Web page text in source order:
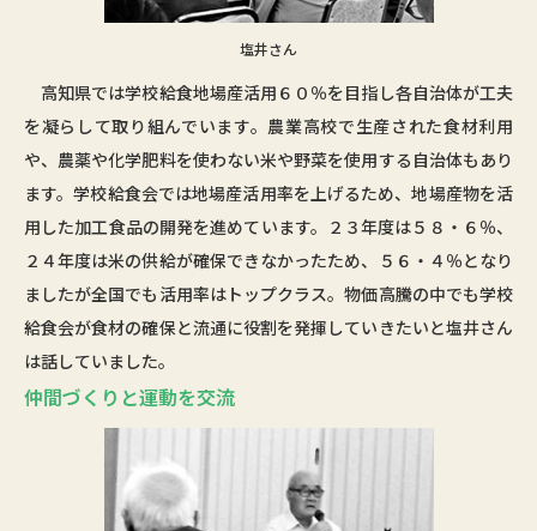
塩井さん
高知県では学校給食地場産活用６０％を目指し各自治体が工夫
を凝らして取り組んでいます。農業高校で生産された食材利用
や、農薬や化学肥料を使わない米や野菜を使用する自治体もあり
ます。学校給食会では地場産活用率を上げるため、地場産物を活
用した加工食品の開発を進めています。２３年度は５８・６％、
２４年度は米の供給が確保できなかったため、５６・４％となり
ましたが全国でも活用率はトップクラス。物価高騰の中でも学校
給食会が食材の確保と流通に役割を発揮していきたいと塩井さん
は話していました。
仲間づくりと運動を交流